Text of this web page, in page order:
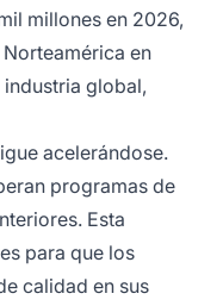
millones en 2026,
Norteamérica en
global,
acelerándose.
programas de
Esta
para que los
calidad en sus